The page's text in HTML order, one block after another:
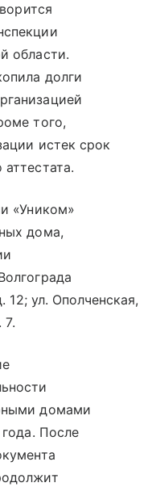
области.
долги
того,
истек срок
«Уником»
дома,
12; ул. Ополченская,
7.
домами
После